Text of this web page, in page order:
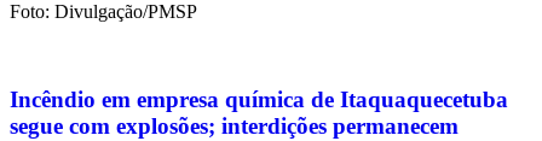
Foto: Divulgação/PMSP
Incêndio em empresa química de Itaquaquecetuba
segue com explosões; interdições permanecem